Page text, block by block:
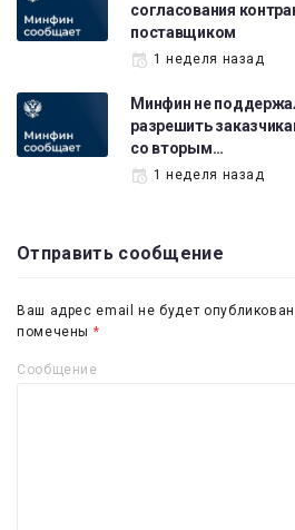
согласования
поставщиком
1 неделя назад
Минфин не
разрешить
со вторым…
1 неделя назад
Отправить сообщение
Ваш адрес email не будет
помечены *
Сообщение